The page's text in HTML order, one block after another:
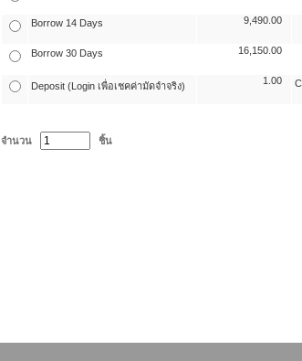
Borrow 14 Days 9,490.00
Borrow 30 Days 16,150.00
Deposit (Login เพื่อเชคค่ามัดจำจริง) 1.00
จำนวน ชิ้น